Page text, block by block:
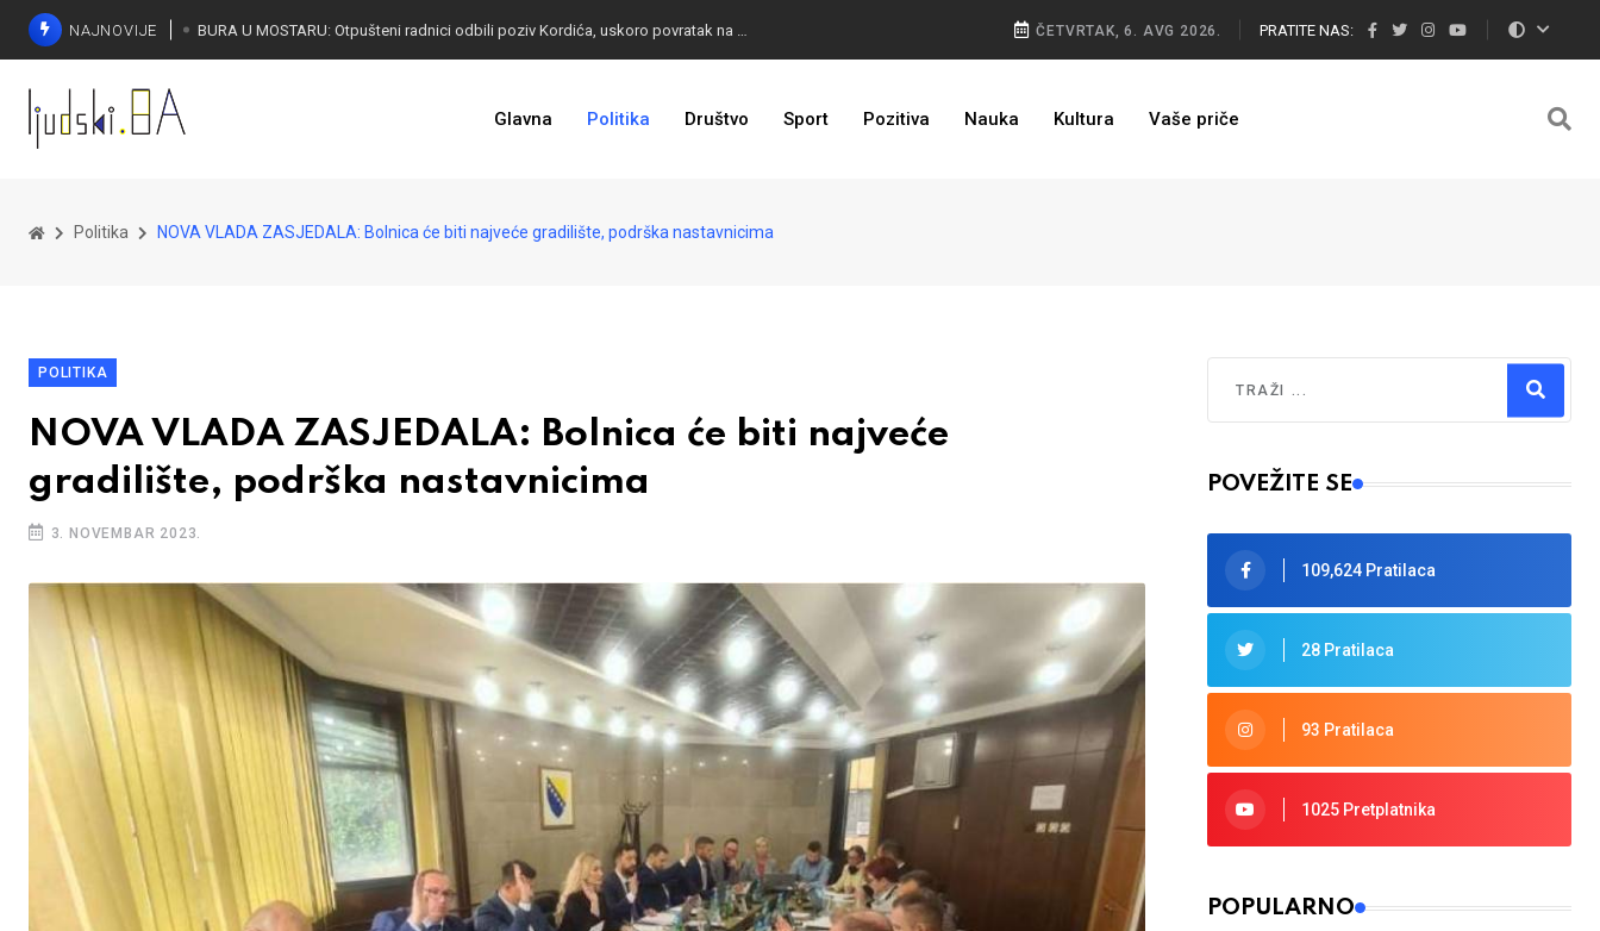
NAJNOVIJE ČETVRTAK, 6. AVG 2026. PRATITE NAS:
Glavna Politika Društvo Sport Pozitiva Nauka Kultura Vaše priče
Politika NOVA VLADA ZASJEDALA: Bolnica će biti najveće gradilište, podrška nastavnicima
POLITIKA
NOVA VLADA ZASJEDALA: Bolnica će biti najveće
gradilište, podrška nastavnicima
3. NOVEMBAR 2023.
Type 2 or more characters for results.
POVEŽITE SE
109,624 Pratilaca
28 Pratilaca
93 Pratilaca
1025 Pretplatnika
POPULARNO